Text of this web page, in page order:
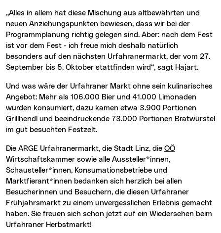
„Alles in allem hat diese Mischung aus altbewährten und
neuen Anziehungspunkten bewiesen, dass wir bei der
Programmplanung richtig gelegen sind. Aber: nach dem Fest
ist vor dem Fest - ich freue mich deshalb natürlich
besonders auf den nächsten Urfahranermarkt, der vom 27.
September bis 5. Oktober stattfinden wird“, sagt Hajart.
Und was wäre der Urfahraner Markt ohne sein kulinarisches
Angebot: Mehr als 106.000 Bier und 41.000 Limonaden
wurden konsumiert, dazu kamen etwa 3.900 Portionen
Grillhendl und beeindruckende 73.000 Portionen Bratwürstel
im gut besuchten Festzelt.
Die ARGE Urfahranermarkt, die Stadt Linz, die OÖ
Wirtschaftskammer sowie alle Aussteller*innen,
Schausteller*innen, Konsumationsbetriebe und
Marktfierant*innen bedanken sich herzlich bei allen
Besucherinnen und Besuchern, die diesen Urfahraner
Frühjahrsmarkt zu einem unvergesslichen Erlebnis gemacht
haben. Sie freuen sich schon jetzt auf ein Wiedersehen beim
Urfahraner Herbstmarkt!